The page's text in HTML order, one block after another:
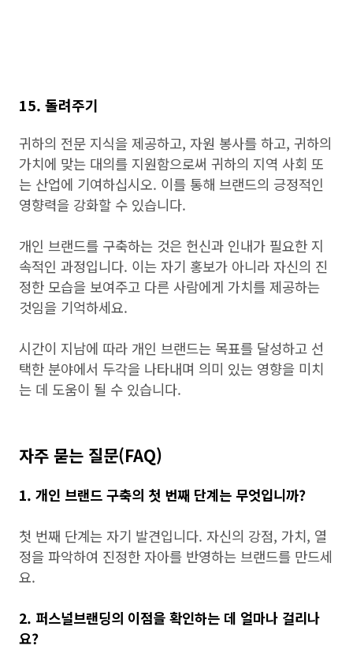
15. 돌려주기
귀하의 전문 지식을 제공하고, 자원 봉사를 하고, 귀하의
가치에 맞는 대의를 지원함으로써 귀하의 지역 사회 또
는 산업에 기여하십시오. 이를 통해 브랜드의 긍정적인
영향력을 강화할 수 있습니다.
개인 브랜드를 구축하는 것은 헌신과 인내가 필요한 지
속적인 과정입니다. 이는 자기 홍보가 아니라 자신의 진
정한 모습을 보여주고 다른 사람에게 가치를 제공하는
것임을 기억하세요.
시간이 지남에 따라 개인 브랜드는 목표를 달성하고 선
택한 분야에서 두각을 나타내며 의미 있는 영향을 미치
는 데 도움이 될 수 있습니다.
자주 묻는 질문(FAQ)
1. 개인 브랜드 구축의 첫 번째 단계는 무엇입니까?
첫 번째 단계는 자기 발견입니다. 자신의 강점, 가치, 열
정을 파악하여 진정한 자아를 반영하는 브랜드를 만드세
요.
2. 퍼스널브랜딩의 이점을 확인하는 데 얼마나 걸리나
요?